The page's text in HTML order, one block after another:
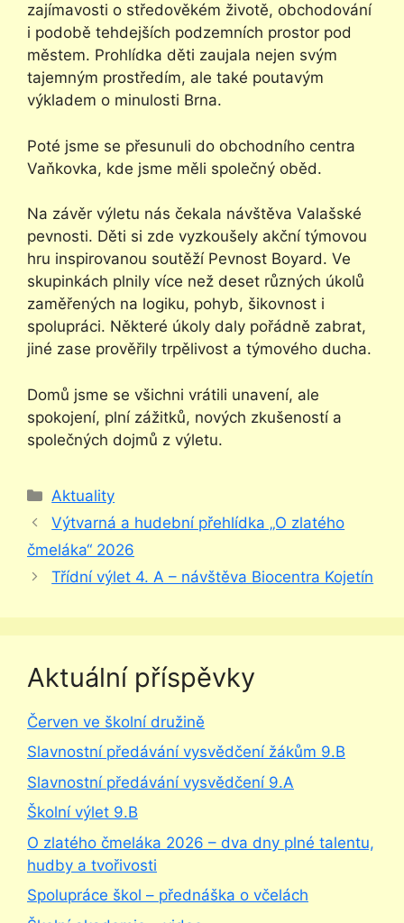
zajímavosti o středověkém životě, obchodování
i podobě tehdejších podzemních prostor pod
městem. Prohlídka děti zaujala nejen svým
tajemným prostředím, ale také poutavým
výkladem o minulosti Brna.
Poté jsme se přesunuli do obchodního centra
Vaňkovka, kde jsme měli společný oběd.
Na závěr výletu nás čekala návštěva Valašské
pevnosti. Děti si zde vyzkoušely akční týmovou
hru inspirovanou soutěží Pevnost Boyard. Ve
skupinkách plnily více než deset různých úkolů
zaměřených na logiku, pohyb, šikovnost i
spolupráci. Některé úkoly daly pořádně zabrat,
jiné zase prověřily trpělivost a týmového ducha.
Domů jsme se všichni vrátili unavení, ale
spokojení, plní zážitků, nových zkušeností a
společných dojmů z výletu.
Rubriky
Aktuality
Výtvarná a hudební přehlídka „O zlatého
čmeláka“ 2026
Třídní výlet 4. A – návštěva Biocentra Kojetín
Aktuální příspěvky
Červen ve školní družině
Slavnostní předávání vysvědčení žákům 9.B
Slavnostní předávání vysvědčení 9.A
Školní výlet 9.B
O zlatého čmeláka 2026 – dva dny plné talentu,
hudby a tvořivosti
Spolupráce škol – přednáška o včelách